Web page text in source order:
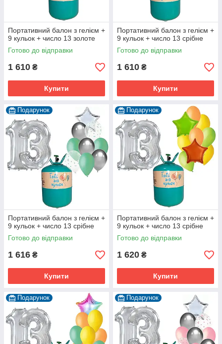
Портативний балон з гелієм +
9 кульок + число 13 золоте
Готово до відправки
1 610 ₴
Купити
Портативний балон з гелієм +
9 кульок + число 13 срібне
Готово до відправки
1 610 ₴
Купити
Подарунок
Портативний балон з гелієм +
9 кульок + число 13 срібне
Готово до відправки
1 616 ₴
Купити
Подарунок
Портативний балон з гелієм +
9 кульок + число 13 срібне
Готово до відправки
1 620 ₴
Купити
Подарунок Подарунок